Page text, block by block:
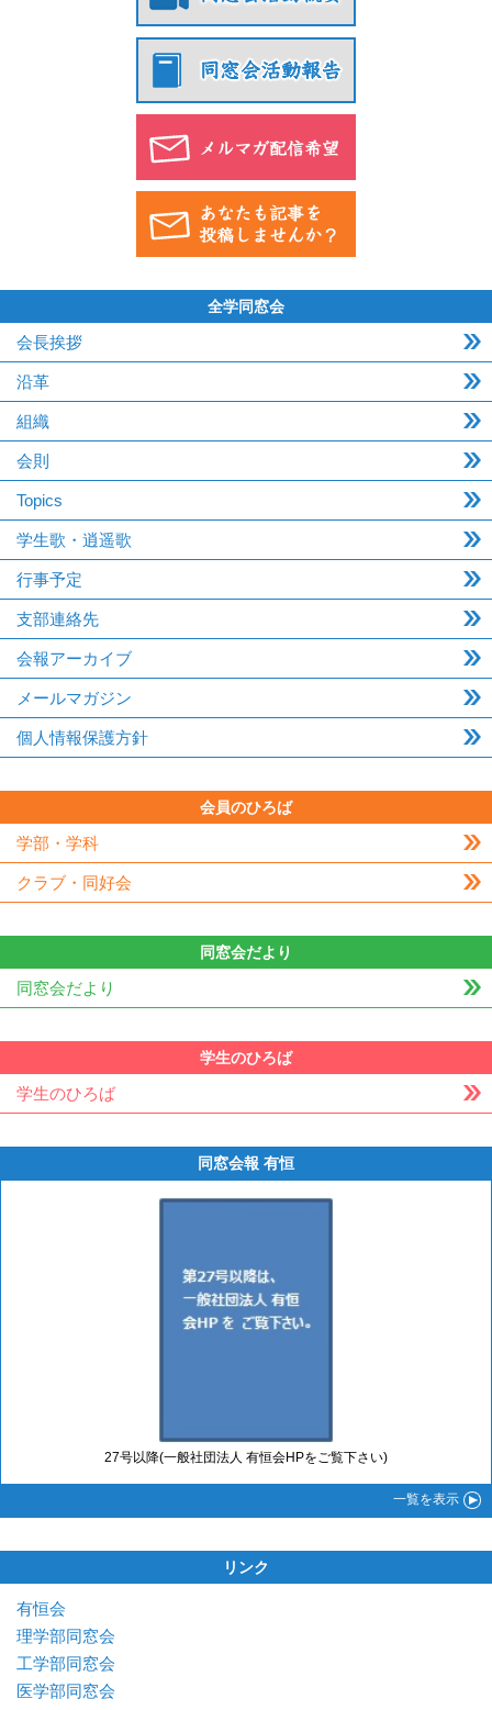
全学同窓会
会長挨拶
沿革
組織
会則
Topics
学生歌・逍遥歌
行事予定
支部連絡先
会報アーカイブ
メールマガジン
個人情報保護方針
会員のひろば
学部・学科
クラブ・同好会
同窓会だより
同窓会だより
学生のひろば
学生のひろば
同窓会報 有恒
27号以降(一般社団法人 有恒会HPをご覧下さい)
一覧を表示
リンク
有恒会
理学部同窓会
工学部同窓会
医学部同窓会